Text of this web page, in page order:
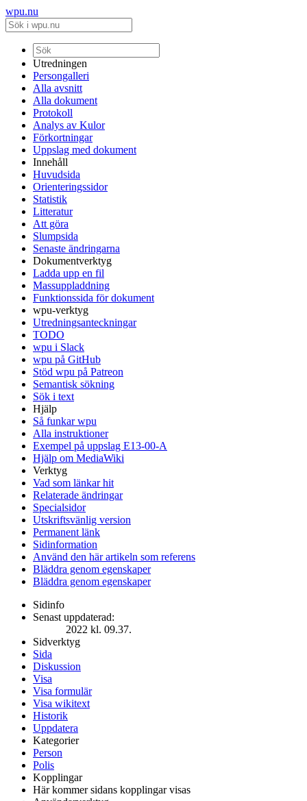
wpu.nu
Utredningen
Persongalleri
Alla avsnitt
Alla dokument
Protokoll
Analys av Kulor
Förkortningar
Uppslag med dokument
Innehåll
Huvudsida
Orienteringssidor
Statistik
Litteratur
Att göra
Slumpsida
Senaste ändringarna
Dokumentverktyg
Ladda upp en fil
Massuppladdning
Funktionssida för dokument
wpu-verktyg
Utredningsanteckningar
TODO
wpu i Slack
wpu på GitHub
Stöd wpu på Patreon
Semantisk sökning
Sök i text
Hjälp
Så funkar wpu
Alla instruktioner
Exempel på uppslag E13-00-A
Hjälp om MediaWiki
Verktyg
Vad som länkar hit
Relaterade ändringar
Specialsidor
Utskriftsvänlig version
Permanent länk
Sidinformation
Använd den här artikeln som referens
Bläddra genom egenskaper
Bläddra genom egenskaper
Sidinfo
Senast uppdaterad:
2022 kl. 09.37.
Sidverktyg
Sida
Diskussion
Visa
Visa formulär
Visa wikitext
Historik
Uppdatera
Kategorier
Person
Polis
Kopplingar
Här kommer sidans kopplingar visas